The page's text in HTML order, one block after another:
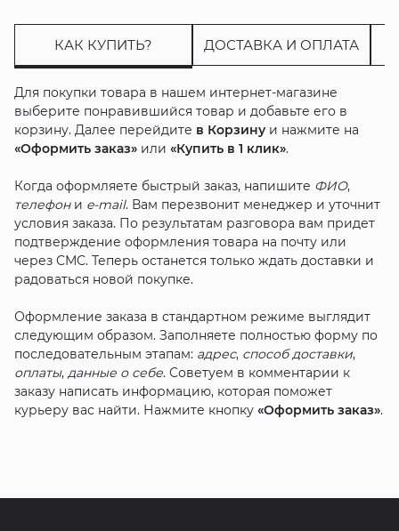
КАК КУПИТЬ? ДОСТАВКА И ОПЛАТА
Для покупки товара в нашем интернет-магазине
выберите понравившийся товар и добавьте его в
корзину. Далее перейдите в Корзинуи нажмите на
«Оформить заказ»или «Купить в 1 клик».
Когда оформляете быстрый заказ, напишите ФИО,
телефони e-mail. Вам перезвонит менеджер и уточнит
условия заказа. По результатам разговора вам придет
подтверждение оформления товара на почту или
через СМС. Теперь останется только ждать доставки и
радоваться новой покупке.
Оформление заказа в стандартном режиме выглядит
следующим образом. Заполняете полностью форму по
последовательным этапам: адрес, способ доставки,
оплаты, данные о себе. Советуем в комментарии к
заказу написать информацию, которая поможет
курьеру вас найти. Нажмите кнопку «Оформить заказ».